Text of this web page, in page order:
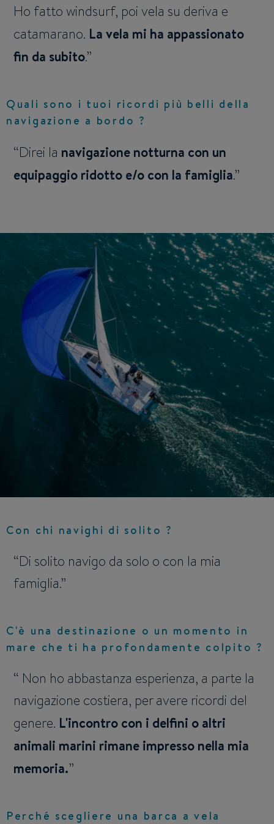
Ho fatto windsurf, poi vela su deriva e
catamarano. La vela mi ha appassionato
fin da subito.
Quali sono i tuoi ricordi più belli della
navigazione a bordo ?
Direi la navigazione notturna con un
equipaggio ridotto e/o con la famiglia.
Con chi navighi di solito ?
Di solito navigo da solo o con la mia
famiglia.
C'è una destinazione o un momento in
mare che ti ha profondamente colpito ?
Non ho abbastanza esperienza, a parte la
navigazione costiera, per avere ricordi del
genere. L'incontro con i delfini o altri
animali marini rimane impresso nella mia
memoria.
Perché scegliere una barca a vela